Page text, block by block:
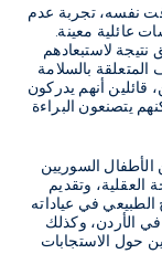
نفسه، تجربة عدم
عائلية معينة.
لاستبعادهم
بالسلامة
قائلين أنهم يدركون
يتصنعون البراءة
الأطفال السوريين
وتقديم
في عياداته
الأردن، وكذلك
حول الاستجابات